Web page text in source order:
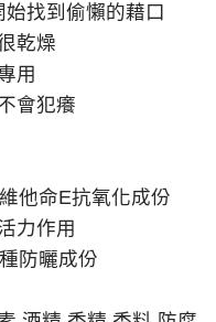
始找到偷懶的藉口
乾燥
用
會犯癢
他命E抗氧化成份
力作用
防曬成份